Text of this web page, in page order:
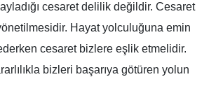
cesaret delilik değildir. Cesaret
Hayat yolculuğuna emin
cesaret bizlere eşlik etmelidir.
bizleri başarıya götüren yolun